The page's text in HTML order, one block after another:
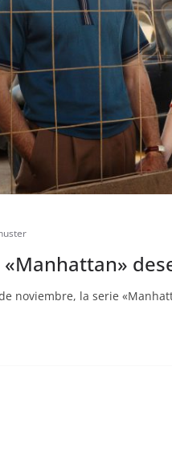
noviembre, la serie